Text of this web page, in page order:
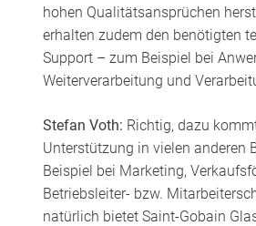
hohen Qualitätsansprüchen
erhalten zudem den benötigten
Support – zum Beispiel bei
Weiterverarbeitung und
Stefan Voth: Richtig, dazu
Unterstützung in vielen anderen
Beispiel bei Marketing,
Betriebsleiter- bzw.
natürlich bietet Saint-Gobain